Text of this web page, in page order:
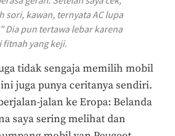
sori, kawan, ternyata AC lupa
Dia pun tertawa lebar karena
fitnah yang keji.
tidak sengaja memilih mobil
juga punya ceritanya sendiri.
jalan ke Eropa: Belanda
saya sering melihat dan